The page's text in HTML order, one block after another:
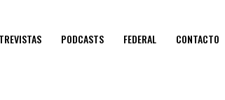
PODCASTS FEDERAL CONTACTO